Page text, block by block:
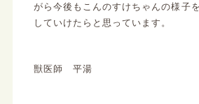
がら今後もこんのすけちゃんの様子
していけたらと思っています。
獣医師 平湯